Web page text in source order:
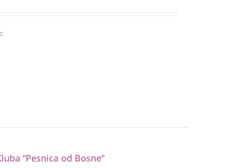
“Pesnica od Bosne”